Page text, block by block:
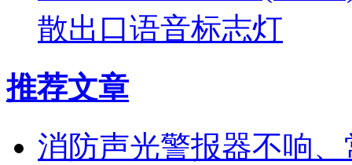
散出口语音标志灯
推荐文章
消防声光警报器不响